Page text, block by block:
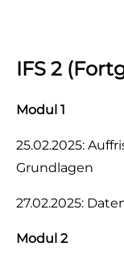
IFS 2
Modul 1
25.02.2025:
Grundlagen
27.02.2025:
Modul 2